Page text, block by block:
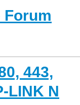
443,
LINK N